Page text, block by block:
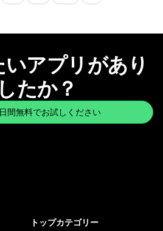
アプリがあり
たか？
間無料でお試しください
トップカテゴリー